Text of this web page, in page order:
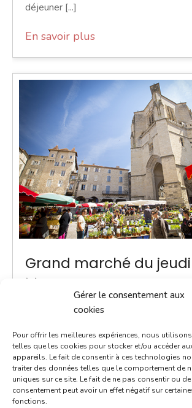
Gérer le consentement aux
cookies
Pour offrir les meilleures expériences, nous
telles que les cookies pour stocker et/ou accéder
appareils. Le fait de consentir à ces technologies
traiter des données telles que le comportement de
uniques sur ce site. Le fait de ne pas consentir ou
consentement peut avoir un effet négatif sur
fonctions.
déjeuner [...]
En savoir plus
Grand marché du jeudi
8h00 - 13h00
Marchés
ACTUALITÉ - Une navette Bastibus
marché Chaque jeudi jusqu’à